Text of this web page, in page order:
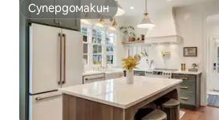
Супердомакин
Супердомакин